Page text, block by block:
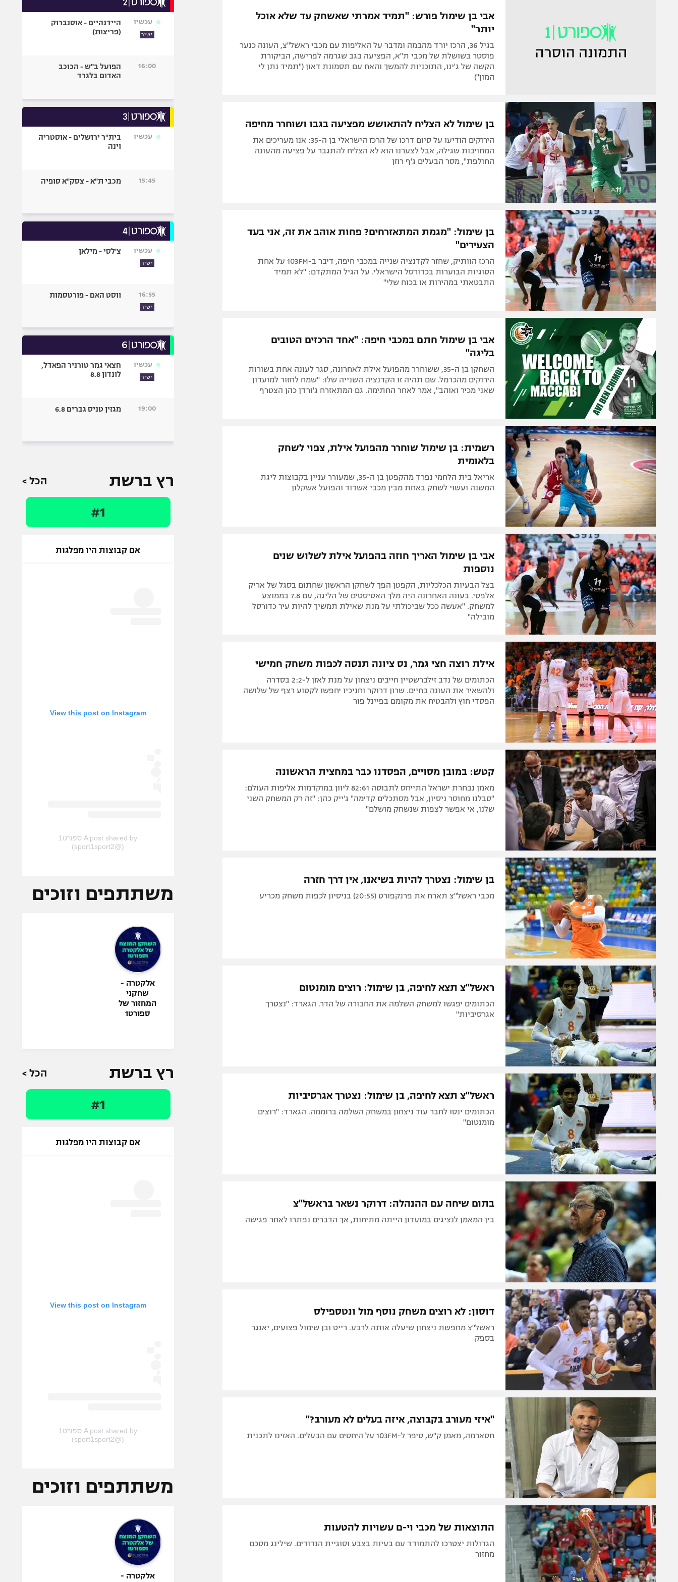
תקנון עבור פעילות אלקטרה
תקנון עבור פעילות ספורט 1 – "מרלן"
תנאי שימוש
מדיניות פרטיות
תקנון פעילות ספורט 1
רשיון להקרנה פומבית לבית עסק
הצטרפות לחבילת הערוצים
לוח דרושים – ג'ובנט
תגיות
המגזין
הפועל חיפה
מכבי נתניה
בני יהודה
ליגות נוספות
ספורט מוטורי
בייסבול MLB
גיימינג E-Sports
אבי בן שימול פורש: "תמיד אמרתי שאשחק עד שלא אוכל
יותר"
בגיל 36, הרכז יורד מהבמה ומדבר על האליפות עם מכבי ראשל"צ, העונה כנער
פוסטר בשושלת של מכבי ת"א, הפציעה בגב שגרמה לפרישה, הביקורת
הקשה של ג'ינו, התוכניות להמשך והאח עם תסמונת דאון ("תמיד נתן לי
המון")
בן שימול לא הצליח להתאושש מפציעה בגבו ושוחרר מחיפה
הירוקים הודיעו על סיום דרכו של הרכז הישראלי בן ה-35: אנו מעריכים את
המחויבות שגילה, אבל לצערנו הוא לא הצליח להתגבר על פציעה מהעונה
החולפת", מסר הבעלים ג'ף רוזן
בן שימול: "מגמת המתאזרחים? פחות אוהב את זה, אני בעד
הצעירים"
הרכז הוותיק, שחזר לקדנציה שנייה במכבי חיפה, דיבר ב-103FM על אחת
הסוגיות הבוערות בכדורסל הישראלי. על הגיל המתקדם: "לא תמיד
התבטאתי במהירות או בכוח שלי"
אבי בן שימול חתם במכבי חיפה: "אחד הרכזים הטובים
בליגה"
השחקן בן ה-35, ששוחרר מהפועל אילת לאחרונה, סגר לעונה אחת בשורות
הירוקים מהכרמל. שם תהיה זו הקדנציה השנייה שלו: "שמח לחזור למועדון
שאני מכיר ואוהב", אמר לאחר החתימה. גם המתאזרח ג'ורדן כהן הצטרף
רשמית: בן שימול שוחרר מהפועל אילת, צפוי לשחק
בלאומית
אריאל בית הלחמי נפרד מהקפטן בן ה-35, שמעורר עניין בקבוצות ליגת
המשנה ועשוי לשחק באחת מבין מכבי אשדוד והפועל אשקלון
אבי בן שימול האריך חוזה בהפועל אילת לשלוש שנים
נוספות
בצל הבעיות הכלכליות, הקפטן הפך לשחקן הראשון שחתום בסגל של אריק
אלפסי. בעונה האחרונה היה מלך האסיסטים של הליגה, עם 7.8 בממוצע
למשחק. "אעשה ככל שביכולתי על מנת שאילת תמשיך להיות עיר כדורסל
מובילה"
אילת רוצה חצי גמר, נס ציונה תנסה לכפות משחק חמישי
הכתומים של נדב זילברשטיין חייבים ניצחון על מנת לאזן ל-2:2 בסדרה
ולהשאיר את העונה בחיים. שרון דרוקר וחניכיו יחפשו לקטוע רצף של שלושה
הפסדי חוץ ולהבטיח את מקומם בפיינל פור
קטש: במובן מסויים, הפסדנו כבר במחצית הראשונה
מאמן נבחרת ישראל התייחס לתבוסה 82:61 ליוון במוקדמות אליפות העולם:
"סבלנו מחוסר ניסיון, אבל מסתכלים קדימה" ג'ייק כהן: "זה רק המשחק השני
שלנו, אי אפשר לצפות שנשחק מושלם"
בן שימול: נצטרך להיות בשיאנו, אין דרך חזרה
מכבי ראשל"צ תארח את פרנקפורט (20:55) בניסיון לכפות משחק מכריע
ראשל"צ תצא לחיפה, בן שימול: רוצים מומנטום
הכתומים יפגשו למשחק השלמה את החבורה של הדר. הגארד: "נצטרך
אגרסיביות"
ראשל"צ תצא לחיפה, בן שימול: נצטרך אגרסיביות
הכתומים ינסו לחבר עוד ניצחון במשחק השלמה ברוממה. הגארד: "רוצים
מומנטום"
בתום שיחה עם ההנהלה: דרוקר נשאר בראשל"צ
בין המאמן לנציגים במועדון הייתה מתיחות, אך הדברים נפתרו לאחר פגישה
דוסון: לא רוצים משחק נוסף מול ונטספילס
ראשל"צ מחפשת ניצחון שיעלה אותה לרבע. רייט ובן שימול פצועים, יאנגר
בספק
"איזי מעורב בקבוצה, איזה בעלים לא מעורב?"
חסארמה, מאמן ק"ש, סיפר ל-103FM על היחסים עם הבעלים. האזינו לתכנית
התוצאות של מכבי וי-ם עשויות להטעות
הגדולות יצטרכו להתמודד עם בעיות בצבע וסוגיית הנדודים. שילינג מסכם
מחזור
עכשיו
ישיר
היידנהיים - אוסנברוק
(פריצות)
16:00
הפועל ב"ש - הכוכב
האדום בלגרד
עכשיו
בית"ר ירושלים - אוסטריה
וינה
15:45 מכבי ת"א - צסק"א סופיה
עכשיו
ישיר
צ'לסי - מילאן
16:55
ישיר
ווסט האם - פורטסמות
עכשיו
ישיר
חצאי גמר טורניר הפאדל,
לונדון 8.8
19:00 מגזין טניס גברים 6.8
רץ ברשת הכל >
#1
אם קבוצות היו מפלגות
View this post on Instagram
A post shared by ספורט1
(@sport1sport2)
משתתפים וזוכים
אלקטרה -
שחקני
המחזור של
ספורט1
רץ ברשת הכל >
#1
אם קבוצות היו מפלגות
View this post on Instagram
A post shared by ספורט1
(@sport1sport2)
משתתפים וזוכים
אלקטרה -